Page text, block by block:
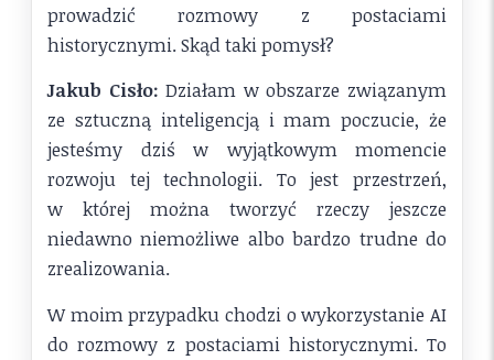
prowadzić rozmowy z postaciami
historycznymi. Skąd taki pomysł?
Jakub Cisło: Działam w obszarze związanym
ze sztuczną inteligencją i mam poczucie, że
jesteśmy dziś w wyjątkowym momencie
rozwoju tej technologii. To jest przestrzeń,
w której można tworzyć rzeczy jeszcze
niedawno niemożliwe albo bardzo trudne do
zrealizowania.
W moim przypadku chodzi o wykorzystanie AI
do rozmowy z postaciami historycznymi. To